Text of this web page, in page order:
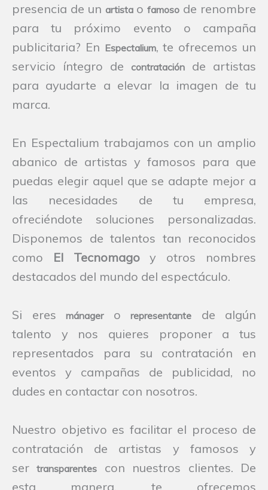
presencia de un artistaofamoso de renombre
para tu próximo evento o campaña
publicitaria? En Espectalium, te ofrecemos un
servicio íntegro de
contratación
de artistas
para ayudarte a elevar la imagen de tu
marca.
En Espectalium trabajamos con un amplio
abanico de artistas y famosos para que
puedas elegir aquel que se adapte mejor a
las necesidades de tu empresa,
ofreciéndote soluciones personalizadas.
Disponemos de talentos tan reconocidos
como El Tecnomagoy otros nombres
destacados del mundo del espectáculo.
Si eres mánagero representante
de algún
talento y nos quieres proponer a tus
representados para su contratación en
eventos y campañas de publicidad, no
dudes en contactar con nosotros.
Nuestro objetivo es facilitar el proceso de
contratación de artistas y famosos y
sertransparentes
con nuestros clientes. De
esta manera, te ofrecemos